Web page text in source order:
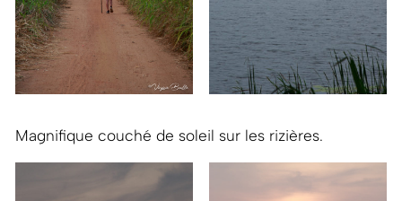
Magnifique couché de soleil sur les rizières.